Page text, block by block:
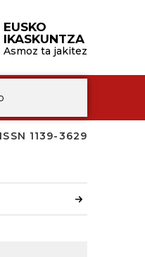
EUSKO
IKASKUNTZA
Asmoz ta jakitez
ISSN 1139-3629